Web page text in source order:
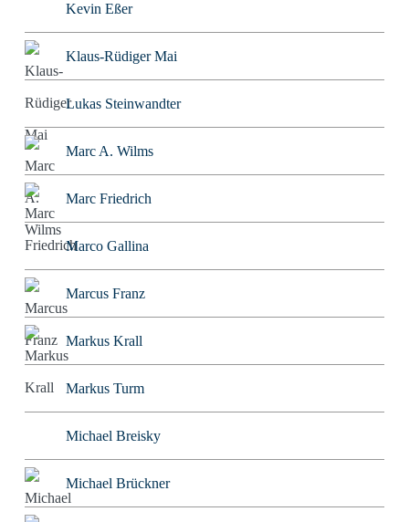
Kevin Eßer
Klaus-Rüdiger Mai
Lukas Steinwandter
Marc A. Wilms
Marc Friedrich
Marco Gallina
Marcus Franz
Markus Krall
Markus Turm
Michael Breisky
Michael Brückner